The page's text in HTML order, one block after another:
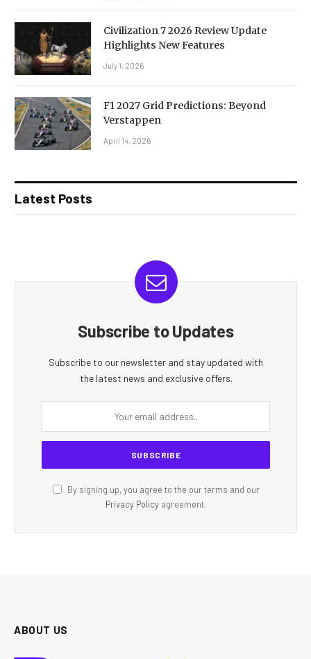
Civilization 7 2026 Review Update
Highlights New Features
July 1, 2026
F1 2027 Grid Predictions: Beyond
Verstappen
April 14, 2026
Latest Posts
Subscribe to Updates
Subscribe to our newsletter and stay updated with
the latest news and exclusive offers.
By signing up, you agree to the our terms and our
Privacy Policy agreement.
ABOUT US